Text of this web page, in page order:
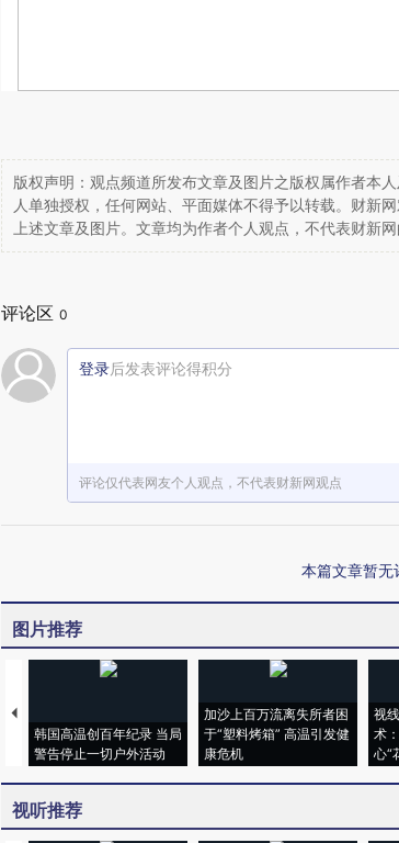
版权声明：观点频道所发布文章及图片之版权属作者本
人单独授权，任何网站、平面媒体不得予以转载。财新
上述文章及图片。文章均为作者个人观点，不代表财新网
评论区 0
登录后发表评论得积分
评论仅代表网友个人观点，不代表财新网观点
本篇文章暂无
图片推荐
韩国高温创百年纪录 当局
警告停止一切户外活动
加沙上百万流离失所者困
于“塑料烤箱” 高温引发健
康危机
视
术
心“
视听推荐